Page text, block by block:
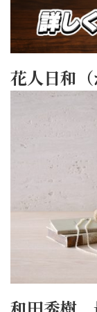
花人日和（